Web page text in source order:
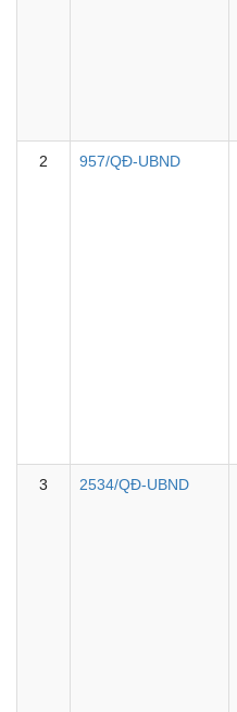
2 957/QĐ-UBND
3 2534/QĐ-UBND